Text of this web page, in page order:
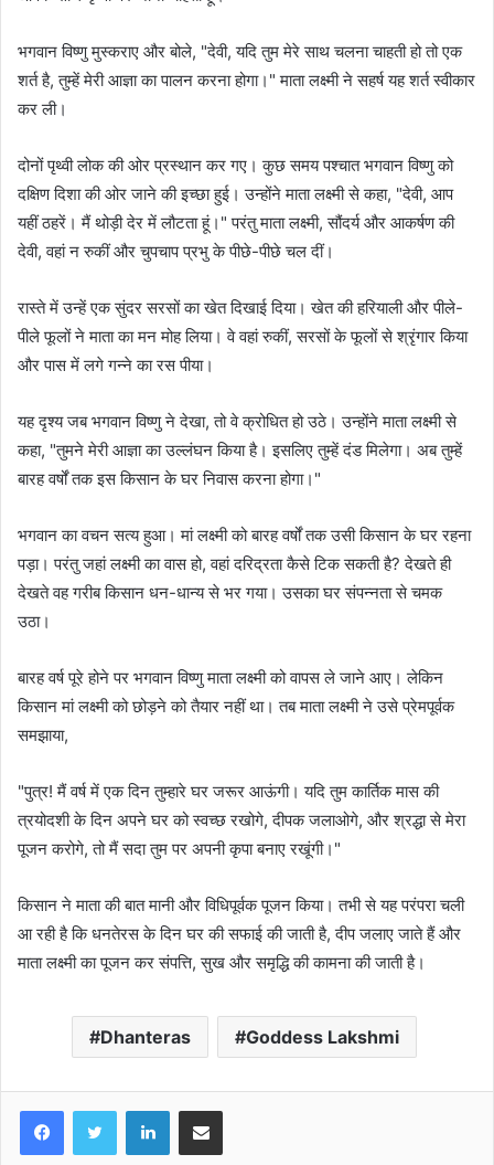
भगवान विष्णु मुस्कराए और बोले, "देवी, यदि तुम मेरे साथ चलना चाहती हो तो एक
शर्त है, तुम्हें मेरी आज्ञा का पालन करना होगा।" माता लक्ष्मी ने सहर्ष यह शर्त स्वीकार
कर ली।
दोनों पृथ्वी लोक की ओर प्रस्थान कर गए। कुछ समय पश्चात भगवान विष्णु को
दक्षिण दिशा की ओर जाने की इच्छा हुई। उन्होंने माता लक्ष्मी से कहा, "देवी, आप
यहीं ठहरें। मैं थोड़ी देर में लौटता हूं।" परंतु माता लक्ष्मी, सौंदर्य और आकर्षण की
देवी, वहां न रुकीं और चुपचाप प्रभु के पीछे-पीछे चल दीं।
रास्ते में उन्हें एक सुंदर सरसों का खेत दिखाई दिया। खेत की हरियाली और पीले-
पीले फूलों ने माता का मन मोह लिया। वे वहां रुकीं, सरसों के फूलों से श्रृंगार किया
और पास में लगे गन्ने का रस पीया।
यह दृश्य जब भगवान विष्णु ने देखा, तो वे क्रोधित हो उठे। उन्होंने माता लक्ष्मी से
कहा, "तुमने मेरी आज्ञा का उल्लंघन किया है। इसलिए तुम्हें दंड मिलेगा। अब तुम्हें
बारह वर्षों तक इस किसान के घर निवास करना होगा।"
भगवान का वचन सत्य हुआ। मां लक्ष्मी को बारह वर्षों तक उसी किसान के घर रहना
पड़ा। परंतु जहां लक्ष्मी का वास हो, वहां दरिद्रता कैसे टिक सकती है? देखते ही
देखते वह गरीब किसान धन-धान्य से भर गया। उसका घर संपन्नता से चमक
उठा।
बारह वर्ष पूरे होने पर भगवान विष्णु माता लक्ष्मी को वापस ले जाने आए। लेकिन
किसान मां लक्ष्मी को छोड़ने को तैयार नहीं था। तब माता लक्ष्मी ने उसे प्रेमपूर्वक
समझाया,
"पुत्र! मैं वर्ष में एक दिन तुम्हारे घर जरूर आऊंगी। यदि तुम कार्तिक मास की
त्रयोदशी के दिन अपने घर को स्वच्छ रखोगे, दीपक जलाओगे, और श्रद्धा से मेरा
पूजन करोगे, तो मैं सदा तुम पर अपनी कृपा बनाए रखूंगी।"
किसान ने माता की बात मानी और विधिपूर्वक पूजन किया। तभी से यह परंपरा चली
आ रही है कि धनतेरस के दिन घर की सफाई की जाती है, दीप जलाए जाते हैं और
माता लक्ष्मी का पूजन कर संपत्ति, सुख और समृद्धि की कामना की जाती है।
Dhanteras Goddess Lakshmi
LinkedInShare via Email